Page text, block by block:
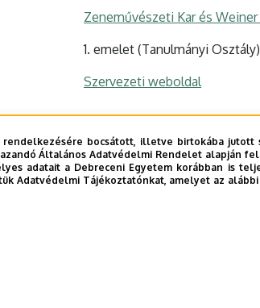
Zeneművészeti Kar és
1. emelet (Tanulmányi Osztály)
Szervezeti weboldal
bocsátott, illetve birtokába
Általános Adatvédelmi Rendelet alapján
adatait a Debreceni Egyetem korábban is
Adatvédelmi Tájékoztatónkat, amelyet az